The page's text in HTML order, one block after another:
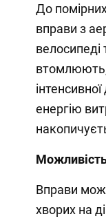
До
вправи з
велосипеді
енергію
Вправи
хворих на